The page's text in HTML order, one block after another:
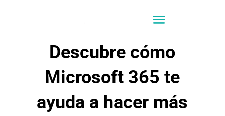
Descubre cómo
Microsoft 365 te
ayuda a hacer más